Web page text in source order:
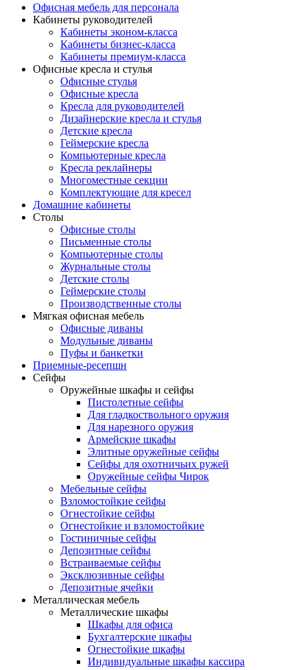
Офисная мебель для персонала
Кабинеты руководителей
Кабинеты эконом-класса
Кабинеты бизнес-класса
Кабинеты премиум-класса
Офисные кресла и стулья
Офисные стулья
Офисные кресла
Кресла для руководителей
Дизайнерские кресла и стулья
Детские кресла
Геймерские кресла
Компьютерные кресла
Кресла реклайнеры
Многоместные секции
Комплектующие для кресел
Домашние кабинеты
Столы
Офисные столы
Письменные столы
Компьютерные столы
Журнальные столы
Детские столы
Геймерские столы
Производственные столы
Мягкая офисная мебель
Офисные диваны
Модульные диваны
Пуфы и банкетки
Приемные-ресепшн
Сейфы
Оружейные шкафы и сейфы
Пистолетные сейфы
Для гладкоствольного оружия
Для нарезного оружия
Армейские шкафы
Элитные оружейные сейфы
Сейфы для охотничьих ружей
Оружейные сейфы Чирок
Мебельные сейфы
Взломостойкие сейфы
Огнестойкие сейфы
Огнестойкие и взломостойкие
Гостиничные сейфы
Депозитные сейфы
Встраиваемые сейфы
Эксклюзивные сейфы
Депозитные ячейки
Металлическая мебель
Металлические шкафы
Шкафы для офиса
Бухгалтерские шкафы
Огнестойкие шкафы
Индивидуальные шкафы кассира